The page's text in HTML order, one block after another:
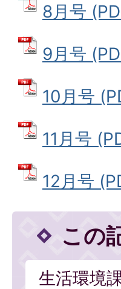
8月号
9月号
10月号
11月号
12月号
この
生活環境